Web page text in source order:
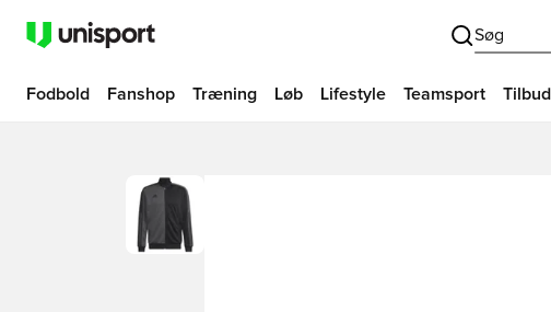
Søg
Fodbold Fanshop Træning Løb Lifestyle Teamsport Tilbud